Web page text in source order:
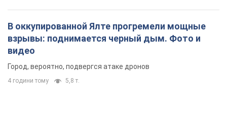
В оккупированной Ялте прогремели мощные
взрывы: поднимается черный дым. Фото и
видео
Город, вероятно, подвергся атаке дронов
4 години тому 5,8 т.